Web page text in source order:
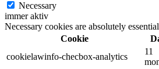
Necessary
immer aktiv
Necessary cookies are absolutely
Cookie
cookielawinfo-checbox-analytics
11